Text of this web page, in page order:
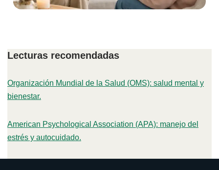
Lecturas recomendadas
Organización Mundial de la Salud (OMS): salud mental y
bienestar.
American Psychological Association (APA): manejo del
estrés y autocuidado.